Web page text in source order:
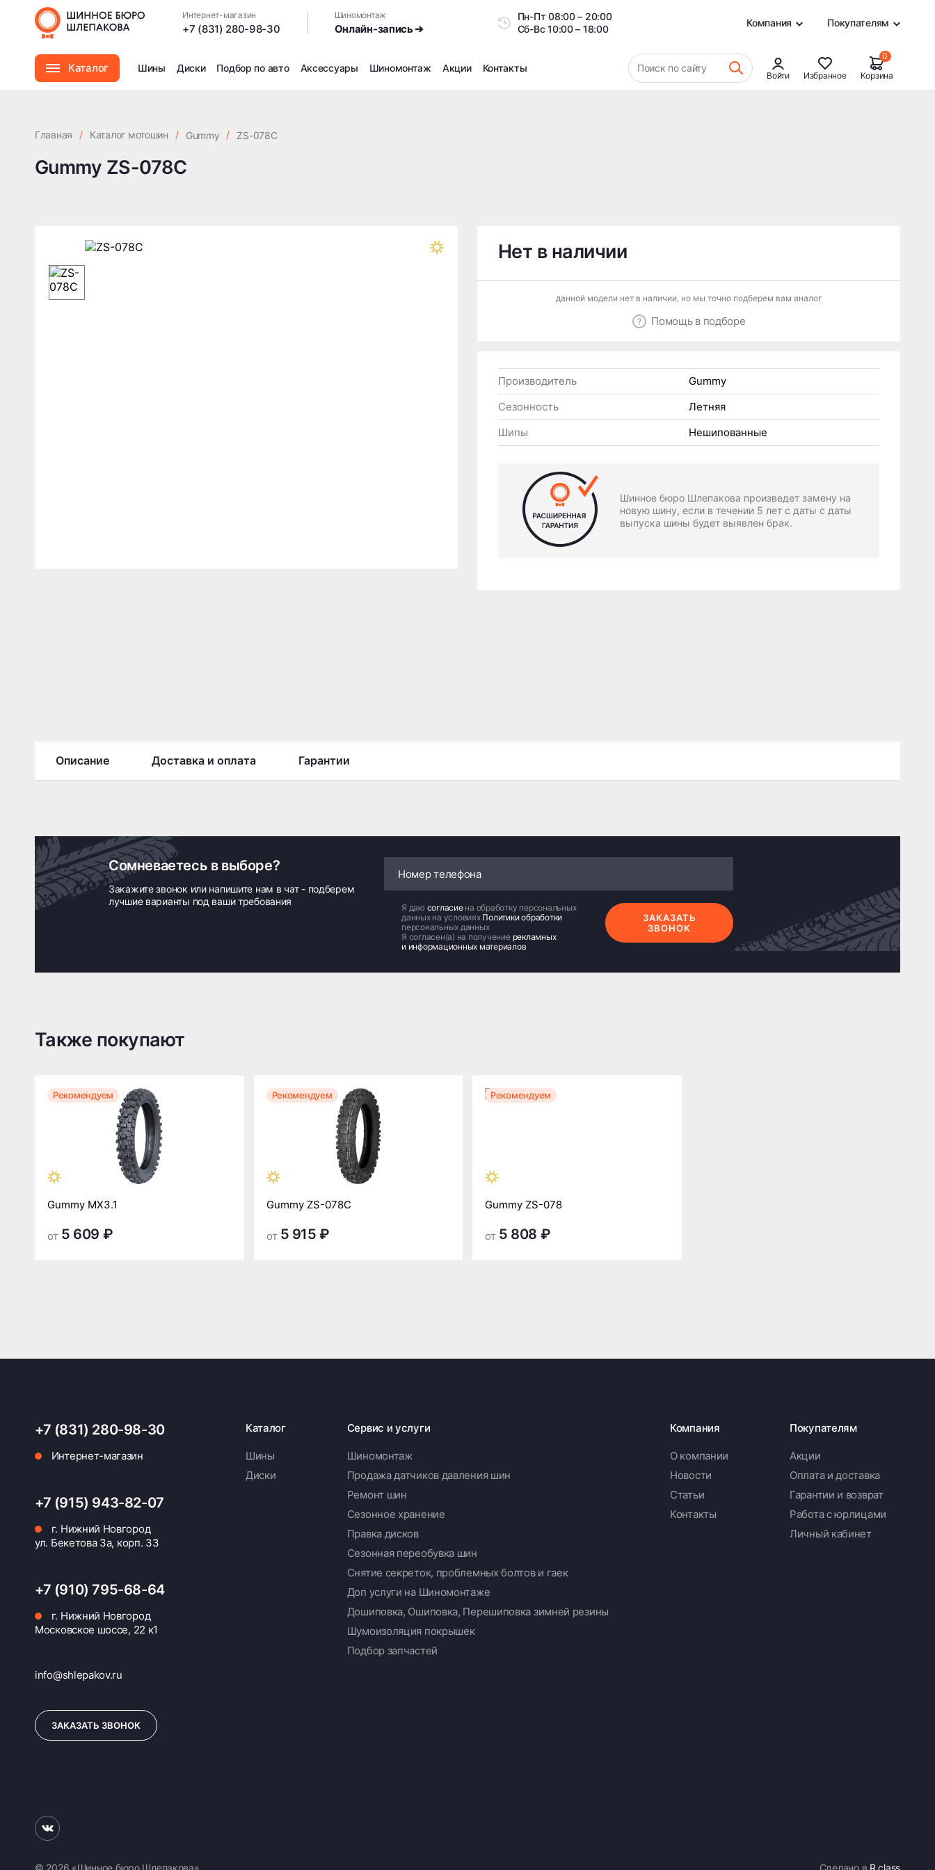
Интернет-магазин
+7 (831) 280-98-30
Шиномонтаж
Онлайн-запись ➔
Пн-Пт08:00 – 20:00
Сб-Вс10:00 – 18:00
Компания Покупателям
Каталог Шины Диски Подбор по авто Аксессуары Шиномонтаж
Доп услуги на Шиномонтаже
Дошиповка, Ошиповка, Перешиповка зимней резины
Акции Контакты Поиск по сайту
Войти Избранное
0
Корзина
Главная / Каталог мотошин / Gummy / ZS-078C
Gummy ZS-078C
Нет в наличии
данной модели нет в наличии, но мы точно подберем вам аналог
Помощь в подборе
Производитель
Gummy
Сезонность
Летняя
Шипы
Нешипованные
Шинное бюро Шлепакова произведет замену на
новую шину, если в течении 5 лет с даты с даты
выпуска шины будет выявлен брак.
Описание Доставка и оплата Гарантии
Сомневаетесь в выборе?
Закажите звонок или напишите нам в чат - подберем
лучшие варианты под ваши требования
Я даю согласие на обработку персональных
данных на условиях Политики обработки
персональных данных
Я согласен(а) на получение рекламных
и информационных материалов
ЗАКАЗАТЬ
ЗВОНОК
Также покупают
Рекомендуем
Gummy MX3.1
от 5 609 ₽
Рекомендуем
Gummy ZS-078C
от 5 915 ₽
Рекомендуем
Gummy ZS-078
от 5 808 ₽
+7 (831) 280-98-30
Интернет-магазин
+7 (915) 943-82-07
г. Нижний Новгород
ул. Бекетова 3а, корп. 33
+7 (910) 795-68-64
г. Нижний Новгород
Московское шоссе, 22 к1
info@shlepakov.ru
ЗАКАЗАТЬ ЗВОНОК
Каталог
Шины
Диски
Сервис и услуги
Шиномонтаж
Продажа датчиков давления шин
Ремонт шин
Сезонное хранение
Правка дисков
Сезонная переобувка шин
Снятие секреток, проблемных болтов и гаек
Доп услуги на Шиномонтаже
Дошиповка, Ошиповка, Перешиповка зимней резины
Шумоизоляция покрышек
Подбор запчастей
Компания
О компании
Новости
Статьи
Контакты
Покупателям
Акции
Оплата и доставка
Гарантии и возврат
Работа с юрлицами
Личный кабинет
© 2026 «Шинное бюро Шлепакова» Сделано в R.class